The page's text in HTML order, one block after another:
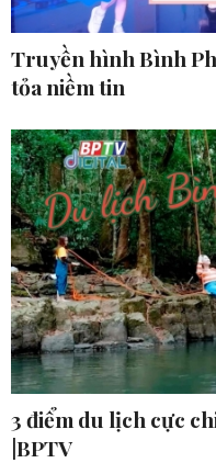
Truyền hình Bình
tỏa niềm tin
3 điểm du lịch cực
|BPTV